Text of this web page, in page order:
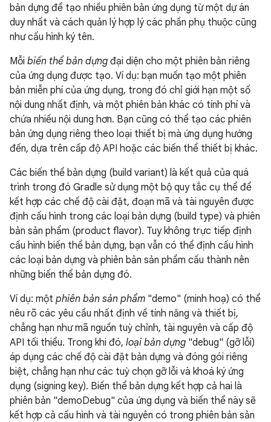
bản dựng để tạo nhiều phiên bản ứng dụng từ một dự án
duy nhất và cách quản lý hợp lý các phần phụ thuộc cũng
như cấu hình ký tên.
Mỗi biến thể bản dựng đại diện cho một phiên bản riêng
của ứng dụng được tạo. Ví dụ: bạn muốn tạo một phiên
bản miễn phí của ứng dụng, trong đó chỉ giới hạn một số
nội dung nhất định, và một phiên bản khác có tính phí và
chứa nhiều nội dung hơn. Bạn cũng có thể tạo các phiên
bản ứng dụng riêng theo loại thiết bị mà ứng dụng hướng
đến, dựa trên cấp độ API hoặc các biến thể thiết bị khác.
Các biến thể bản dựng (build variant) là kết quả của quá
trình trong đó Gradle sử dụng một bộ quy tắc cụ thể để
kết hợp các chế độ cài đặt, đoạn mã và tài nguyên được
định cấu hình trong các loại bản dựng (build type) và phiên
bản sản phẩm (product flavor). Tuy không trực tiếp định
cấu hình biến thể bản dựng, bạn vẫn có thể định cấu hình
các loại bản dựng và phiên bản sản phẩm cấu thành nên
những biến thể bản dựng đó.
Ví dụ: một phiên bản sản phẩm "demo" (minh hoạ) có thể
nêu rõ các yêu cầu nhất định về tính năng và thiết bị,
chẳng hạn như mã nguồn tuỳ chỉnh, tài nguyên và cấp độ
API tối thiểu. Trong khi đó, loại bản dựng "debug" (gỡ lỗi)
áp dụng các chế độ cài đặt bản dựng và đóng gói riêng
biệt, chẳng hạn như các tuỳ chọn gỡ lỗi và khoá ký ứng
dụng (signing key). Biến thể bản dựng kết hợp cả hai là
phiên bản "demoDebug" của ứng dụng và biến thể này sẽ
kết hợp cả cấu hình và tài nguyên có trong phiên bản sản